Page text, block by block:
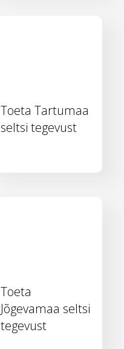
Toeta Tartumaa
seltsi tegevust
Toeta
Jõgevamaa seltsi
tegevust